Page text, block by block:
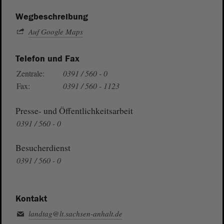
Wegbeschreibung
Auf Google Maps
Telefon und Fax
Zentrale:
0391 / 560 - 0
Fax:
0391 / 560 - 1123
Presse- und Öffentlichkeitsarbeit
0391 / 560 - 0
Besucherdienst
0391 / 560 - 0
Kontakt
landtag@lt.sachsen-anhalt.de